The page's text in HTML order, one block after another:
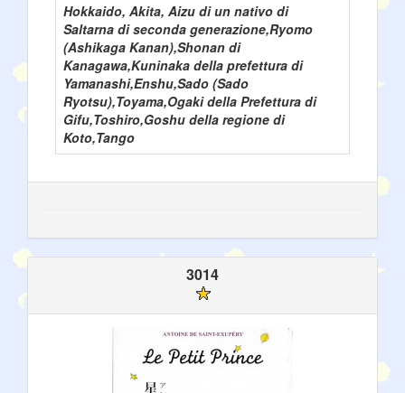
Hokkaido, Akita, Aizu di un nativo di
Saltarna di seconda generazione,Ryomo
(Ashikaga Kanan),Shonan di
Kanagawa,Kuninaka della prefettura di
Yamanashi,Enshu,Sado (Sado
Ryotsu),Toyama,Ogaki della Prefettura di
Gifu,Toshiro,Goshu della regione di
Koto,Tango
3014